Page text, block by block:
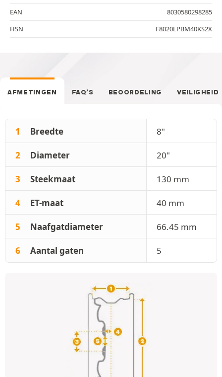
EAN
8030580298285
HSN
F8020LPBM40KS2X
AFMETINGEN FAQ’S BEOORDELING VEILIGHEID
1 Breedte 8"
2 Diameter 20"
3 Steekmaat 130 mm
4 ET-maat 40 mm
5 Naafgatdiameter 66.45 mm
6 Aantal gaten 5